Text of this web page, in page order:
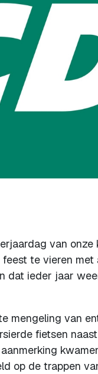
van
te vieren
dat ieder jaar
mengeling van
fietsen
op de trappen